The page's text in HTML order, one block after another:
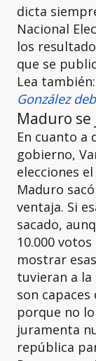
dicta
Nacional
los
que se
Lea también:
González
Maduro
En cuanto a
gobierno,
elecciones
Maduro
ventaja. Si
sacado,
10.000
mostrar
tuvieran a la
son
porque no
juramenta
república